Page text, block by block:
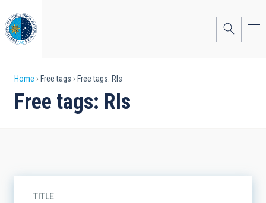
to
main
content
Breadcrumb
Home Free tags Free tags: RIs
Free tags: RIs
TITLE